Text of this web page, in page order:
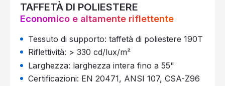
TAFFETÀ DI POLIESTERE
Economico e altamente riflettente
Tessuto di supporto: taffetà di poliestere 190T
Riflettività: > 330 cd/lux/m²
Larghezza: larghezza intera fino a 55"
Certificazioni: EN 20471, ANSI 107, CSA-Z96